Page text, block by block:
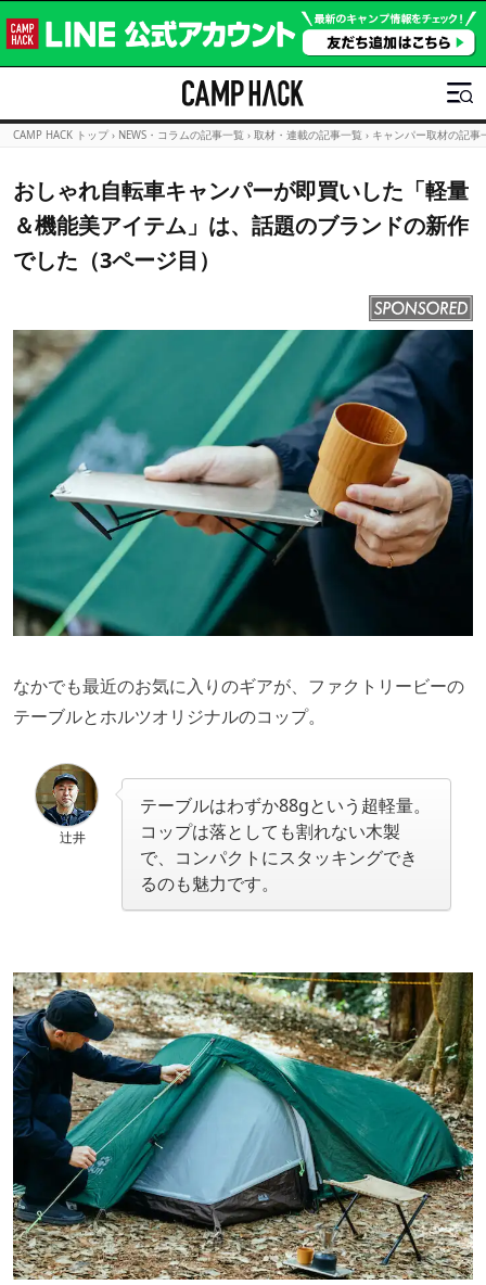
CAMP HACK トップ › NEWS・コラムの記事一覧 › 取材・連載の記事一覧 › キャンパー取材の記事
おしゃれ自転車キャンパーが即買いした「軽量
＆機能美アイテム」は、話題のブランドの新作
でした（3ページ目）
なかでも最近のお気に入りのギアが、ファクトリービーの
テーブルとホルツオリジナルのコップ。
辻井
テーブルはわずか88gという超軽量。
コップは落としても割れない木製
で、コンパクトにスタッキングでき
るのも魅力です。